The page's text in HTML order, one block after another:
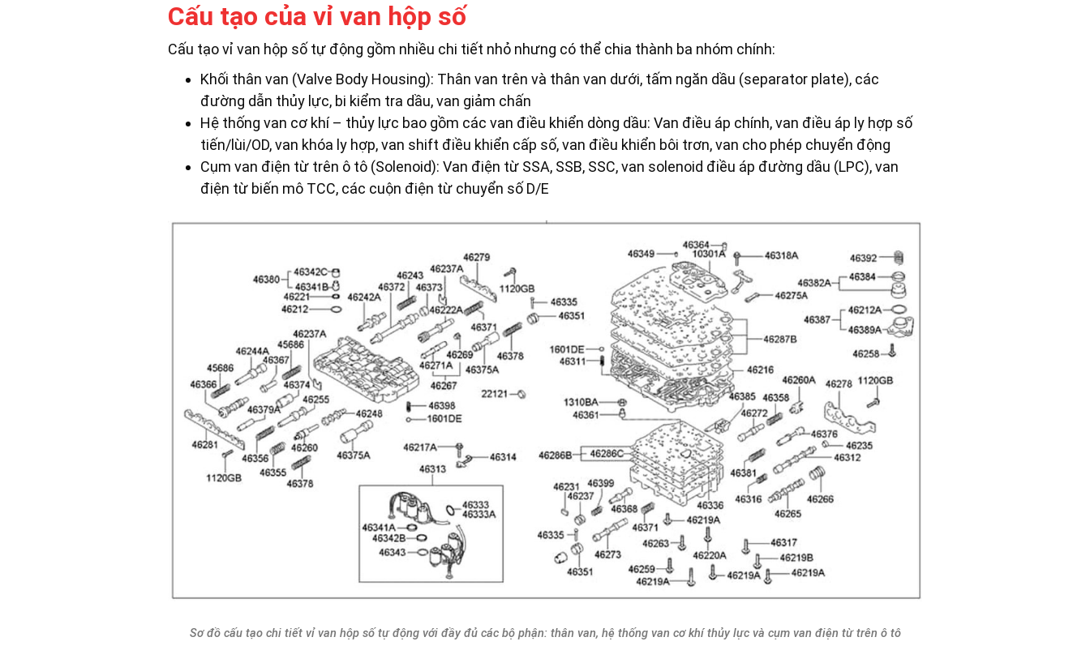
Cấu tạo của vỉ van hộp số
Cấu tạo vỉ van hộp số tự động gồm nhiều chi tiết nhỏ nhưng có thể chia thành ba nhóm chính:
Khối thân van (Valve Body Housing): Thân van trên và thân van dưới, tấm ngăn dầu (separator plate), các
đường dẫn thủy lực, bi kiểm tra dầu, van giảm chấn
Hệ thống van cơ khí – thủy lực bao gồm các van điều khiển dòng dầu: Van điều áp chính, van điều áp ly hợp số
tiến/lùi/OD, van khóa ly hợp, van shift điều khiển cấp số, van điều khiển bôi trơn, van cho phép chuyển động
Cụm van điện từ trên ô tô (Solenoid): Van điện từ SSA, SSB, SSC, van solenoid điều áp đường dầu (LPC), van
điện từ biến mô TCC, các cuộn điện từ chuyển số D/E
Sơ đồ cấu tạo chi tiết vỉ van hộp số tự động với đầy đủ các bộ phận: thân van, hệ thống van cơ khí thủy lực và cụm van điện từ trên ô tô